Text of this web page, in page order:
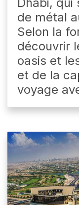
de métal
Selon la
découvrir
oasis et
et de la
voyage